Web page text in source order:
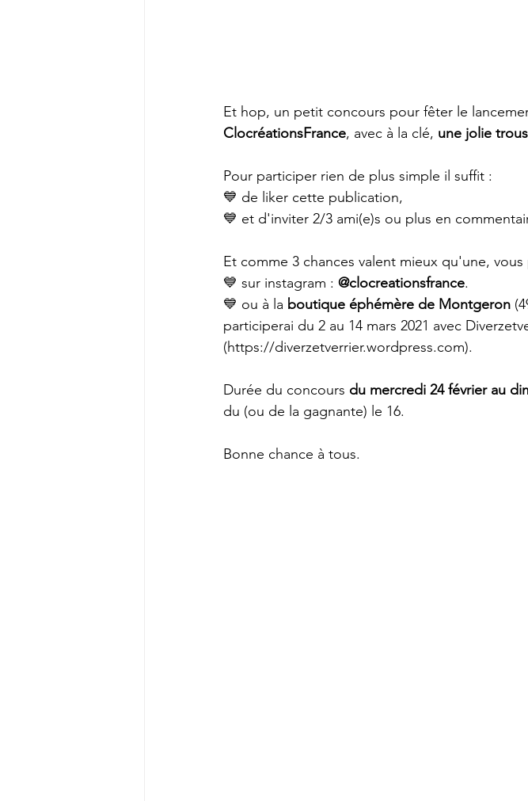
Et hop, un petit concours pour fêter le
ClocréationsFrance, avec à la clé, une jolie
Pour participer rien de plus simple il suffit :
💙 de liker cette publication,
💙 et d'inviter 2/3 ami(e)s ou plus en
Et comme 3 chances valent mieux qu'une, vous
💙 sur instagram : @clocreationsfrance.
💙 ou à la boutique éphémère de Montgeron
participerai du 2 au 14 mars 2021 avec
(https://diverzetverrier.wordpress.com).
Durée du concours du mercredi 24 février au
du (ou de la gagnante) le 16.
Bonne chance à tous.